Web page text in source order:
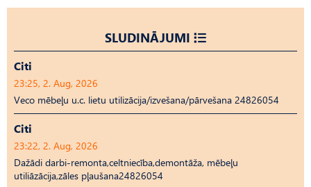
SLUDINĀJUMI
Citi
23:25, 2. Aug, 2026
Veco mēbeļu u.c. lietu utilizācija/izvešana/pārvešana 24826054
Citi
23:22, 2. Aug, 2026
Dažādi darbi-remonta,celtniecība,demontāža, mēbeļu
utiliāzācija,zāles pļaušana24826054